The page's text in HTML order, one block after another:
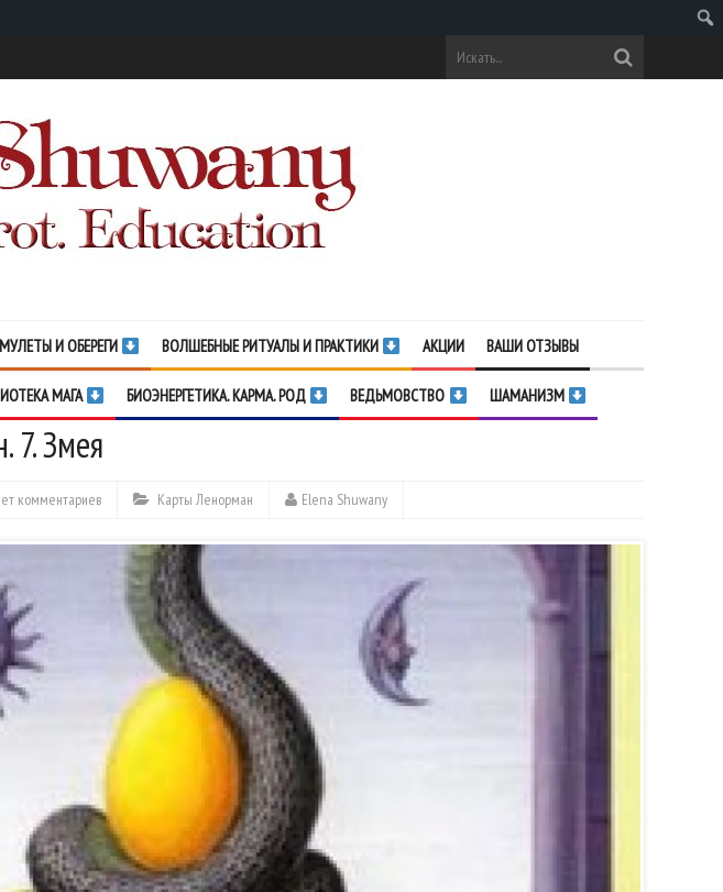
И ОБЕРЕГИ ВОЛШЕБНЫЕ РИТУАЛЫ И ПРАКТИКИ АКЦИИ ВАШИ ОТЗЫВЫ
МАГА БИОЭНЕРГЕТИКА. КАРМА. РОД ВЕДЬМОВСТВО ШАМАНИЗМ
7. Змея
комментариев Карты Ленорман Elena Shuwany